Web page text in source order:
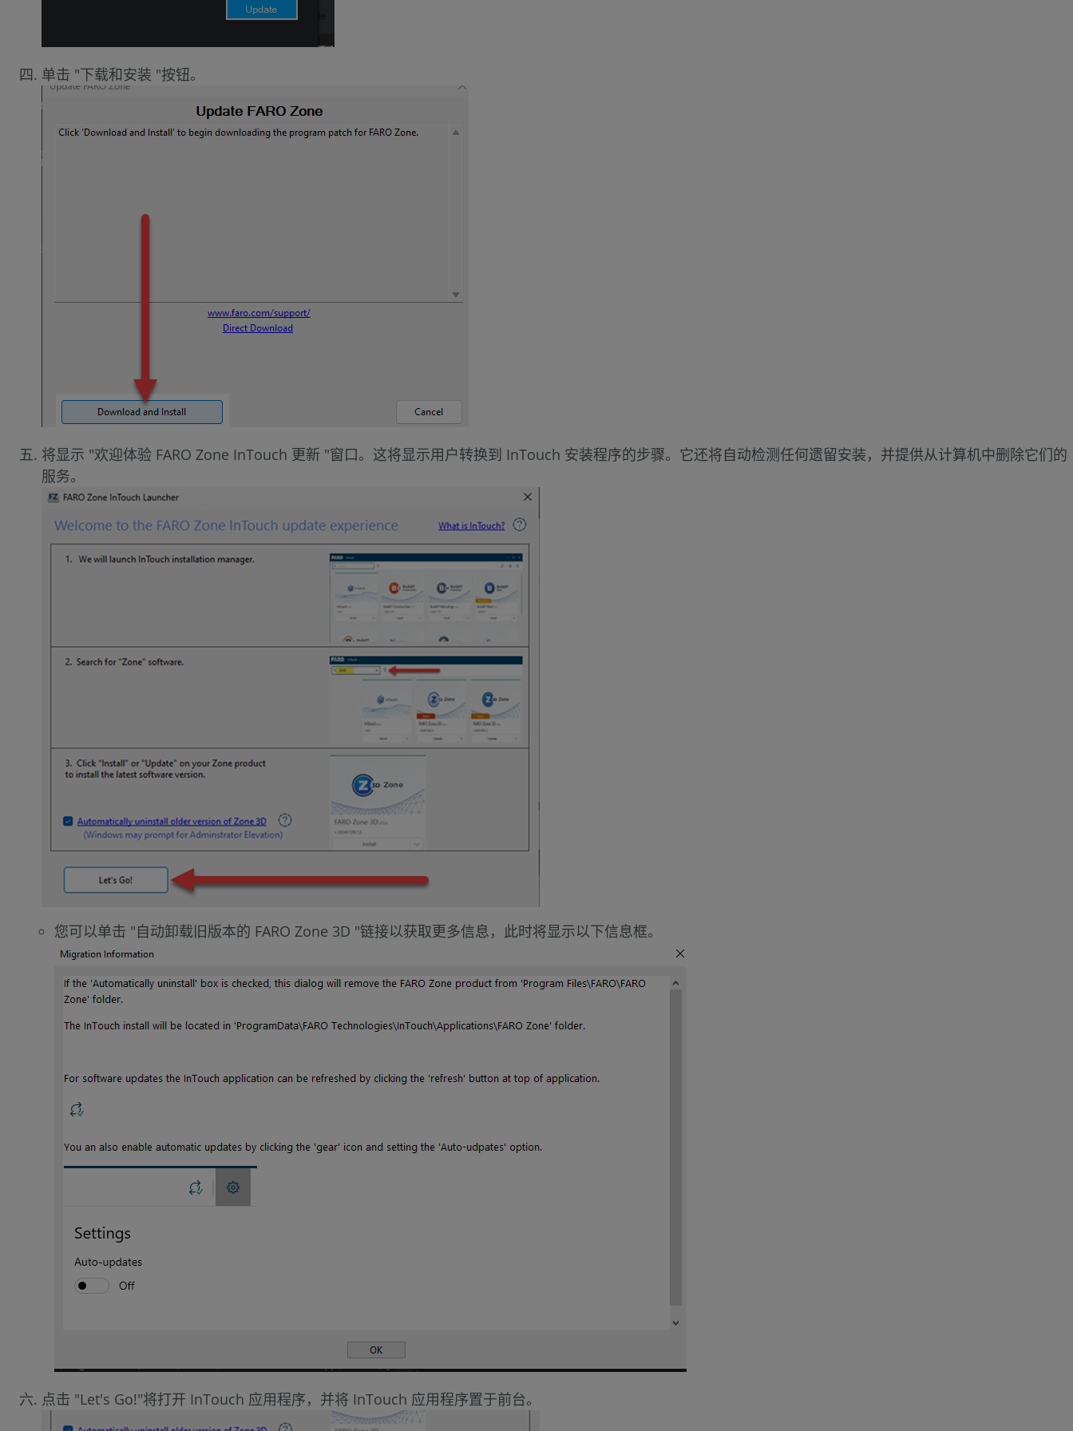
单击 "下载和安装 "按钮。
将显示 "欢迎体验 FARO Zone InTouch 更新 "窗口。这将显示用户转换到 InTouch 安装程序的步骤。它还将自动检测任何遗留安装，并提供从计算机中删除它们的
服务。
您可以单击 "自动卸载旧版本的 FARO Zone 3D "链接以获取更多信息，此时将显示以下信息框。
点击 "Let's Go!"将打开 InTouch 应用程序，并将 InTouch 应用程序置于前台。